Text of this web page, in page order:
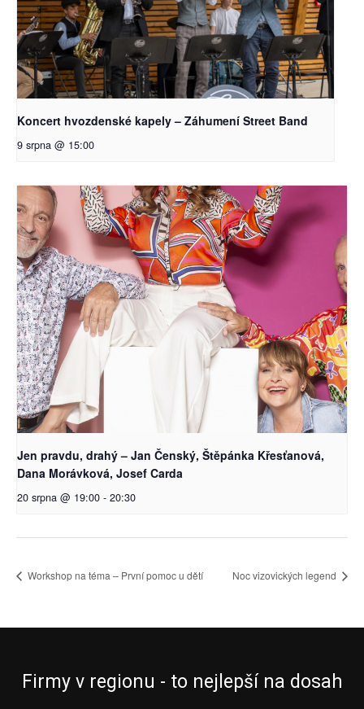
Koncert hvozdenské kapely – Záhumení Street Band
9 srpna @ 15:00
Jen pravdu, drahý – Jan Čenský, Štěpánka Křesťanová,
Dana Morávková, Josef Carda
20 srpna @ 19:00 - 20:30
Workshop na téma – První pomoc u dětí Noc vizovických legend
Firmy v regionu - to nejlepší na dosah